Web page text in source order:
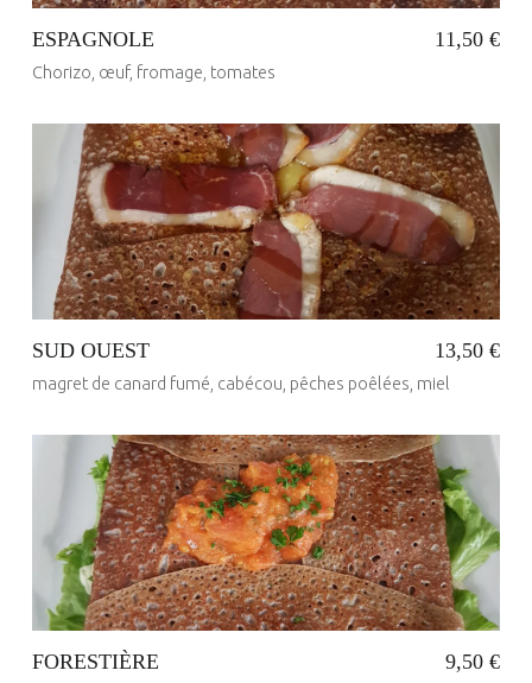
ESPAGNOLE 11,50 €
Chorizo, œuf, fromage, tomates
SUD OUEST 13,50 €
magret de canard fumé, cabécou, pêches poêlées, miel
FORESTIÈRE 9,50 €